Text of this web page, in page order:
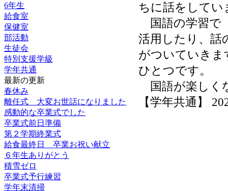
6年生
給食室
保健室
部活動
生徒会
特別支援学級
学年共通
最新の更新
春休み
離任式 大変お世話になりました
感動的な卒業式でした
卒業式前日準備
第２学期終業式
給食最終日 卒業お祝い献立
６年生ありがとう
積雪ゼロ
卒業式予行練習
学年末清掃
ちに話をしてい
国語の学習で
活用したり、話
がついていきま
ひとつです。
国語が楽しく
【学年共通】